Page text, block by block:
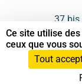
37
06 61
Ce site utilise
ceux que vous
Tout